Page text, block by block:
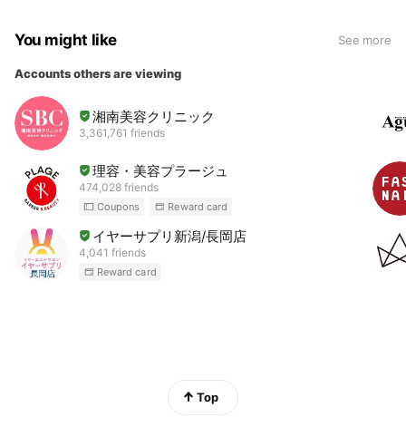
You might like See more
Accounts others are viewing
湘南美容クリニック
3,361,761 friends
理容・美容プラージュ
474,028 friends
Coupons Reward card
イヤーサプリ新潟/長岡店
4,041 friends
Reward card
Top